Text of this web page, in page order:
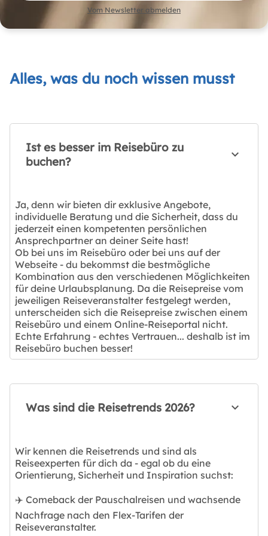
Vom Newsletter abmelden
Alles, was du noch wissen musst
Ist es besser im Reisebüro zu
buchen?
Ja, denn wir bieten dir exklusive Angebote,
individuelle Beratung und die Sicherheit, dass du
jederzeit einen kompetenten persönlichen
Ansprechpartner an deiner Seite hast!
Ob bei uns im Reisebüro oder bei uns auf der
Webseite - du bekommst die bestmögliche
Kombination aus den verschiedenen Möglichkeiten
für deine Urlaubsplanung. Da die Reisepreise vom
jeweiligen Reiseveranstalter festgelegt werden,
unterscheiden sich die Reisepreise zwischen einem
Reisebüro und einem Online-Reiseportal nicht.
Echte Erfahrung - echtes Vertrauen... deshalb ist im
Reisebüro buchen besser!
Was sind die Reisetrends 2026?
Wir kennen die Reisetrends und sind als
Reiseexperten für dich da - egal ob du eine
Orientierung, Sicherheit und Inspiration suchst:
✈️ Comeback der Pauschalreisen und wachsende
Nachfrage nach den Flex-Tarifen der
Reiseveranstalter.